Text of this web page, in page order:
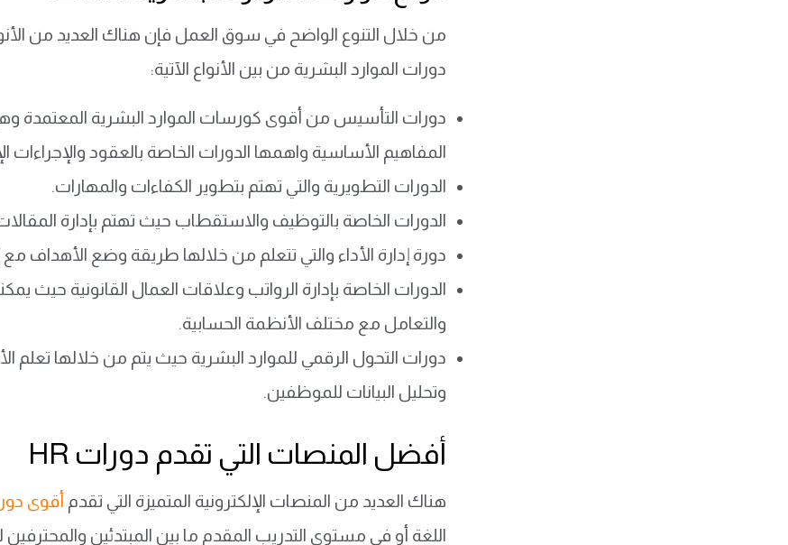
من خلال التنوع الواضح في سوق العمل فإن هناك العديد من
دورات الموارد البشرية من بين الأنواع الآتية:
دورات التأسيس من أقوى كورسات الموارد البشرية المعتمدة
المفاهيم الأساسية واهمها الدورات الخاصة بالعقود والإجراءات
الدورات التطويرية والتي تهتم بتطوير الكفاءات والمهارات.
الدورات الخاصة بالتوظيف والاستقطاب حيث تهتم بإدارة
دورة إدارة الأداء والتي تتعلم من خلالها طريقة وضع الأهداف
الدورات الخاصة بإدارة الرواتب وعلاقات العمال القانونية حيث
والتعامل مع مختلف الأنظمة الحسابية.
دورات التحول الرقمي للموارد البشرية حيث يتم من خلالها تعلم
وتحليل البيانات للموظفين.
أفضل المنصات التي تقدم دورات HR
هناك العديد من المنصات الإلكترونية المتميزة التي تقدم أقوى
اللغة أو في مستوى التدريب المقدم ما بين المبتدئين